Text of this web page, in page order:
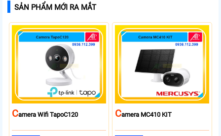
SẢN PHẨM MỚI RA MẮT
CAmera Wifi TapoC120 CAmera MC410 KIT